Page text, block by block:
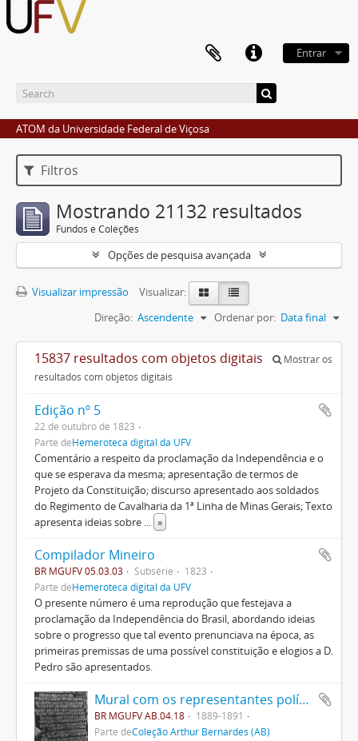
Entrar
ATOM da Universidade Federal de Viçosa
Filtros
Mostrando 21132 resultados
Fundos e Coleções
Opções de pesquisa avançada
Visualizar impressão
Visualizar:
Ordenar por: Data final
Direção: Ascendente
15837 resultados com objetos digitais
Mostrar os
resultados com objetos digitais
Edição nº 5
22 de outubro de 1823
Parte deHemeroteca digital da UFV
Comentário a respeito da proclamação da Independência e o
que se esperava da mesma; apresentação de termos de
Projeto da Constituição; discurso apresentado aos soldados
do Regimento de Cavalharia da 1ª Linha de Minas Gerais; Texto
apresenta ideias sobre
»
Compilador Mineiro
BR MGUFV 05.03.03 Subsérie
1823
Parte deHemeroteca digital da UFV
O presente número é uma reprodução que festejava a
proclamação da Independência do Brasil, abordando ideias
sobre o progresso que tal evento prenunciava na época, as
primeiras premissas de uma possível constituição e elogios a D.
Pedro são apresentados.
Mural com os representantes políticos do Brasil.
BR MGUFV AB.04.18
1889-1891
Parte deColeção Arthur Bernardes (AB)